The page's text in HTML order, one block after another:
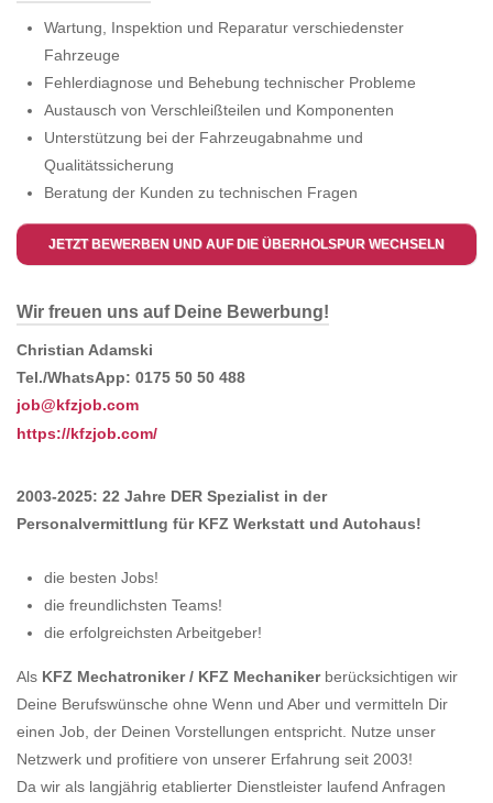
Wartung, Inspektion und Reparatur verschiedenster
Fahrzeuge
Fehlerdiagnose und Behebung technischer Probleme
Austausch von Verschleißteilen und Komponenten
Unterstützung bei der Fahrzeugabnahme und
Qualitätssicherung
Beratung der Kunden zu technischen Fragen
JETZT BEWERBEN UND AUF DIE ÜBERHOLSPUR WECHSELN
Wir freuen uns auf Deine Bewerbung!
Christian Adamski
Tel./WhatsApp: 0175 50 50 488
job@kfzjob.com
https://kfzjob.com/
2003-2025: 22 Jahre DER Spezialist in der
Personalvermittlung für KFZ Werkstatt und Autohaus!
die besten Jobs!
die freundlichsten Teams!
die erfolgreichsten Arbeitgeber!
Als KFZ Mechatroniker / KFZ Mechanikerberücksichtigen wir
Deine Berufswünsche ohne Wenn und Aber und vermitteln Dir
einen Job, der Deinen Vorstellungen entspricht. Nutze unser
Netzwerk und profitiere von unserer Erfahrung seit 2003!
Da wir als langjährig etablierter Dienstleister laufend Anfragen